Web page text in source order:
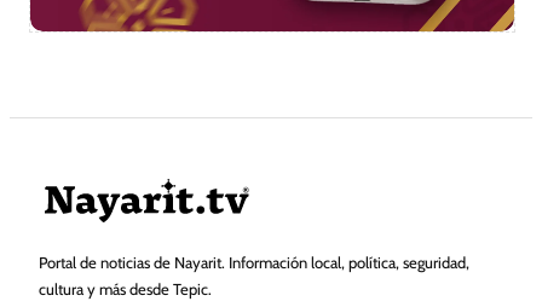
Portal de noticias de Nayarit. Información local, política, seguridad,
cultura y más desde Tepic.